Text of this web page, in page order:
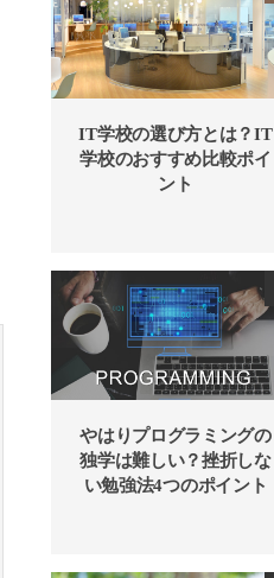
IT学校の選び方とは？IT
学校のおすすめ比較ポイ
ント
やはりプログラミングの
独学は難しい？挫折しな
い勉強法4つのポイント